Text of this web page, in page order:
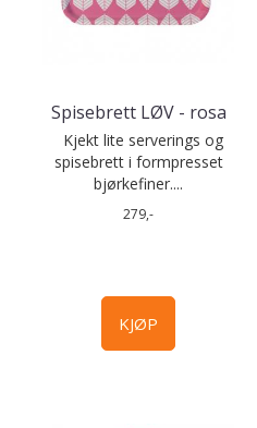
Spisebrett LØV - rosa
Kjekt lite serverings og
spisebrett i formpresset
bjørkefiner....
279,-
KJØP